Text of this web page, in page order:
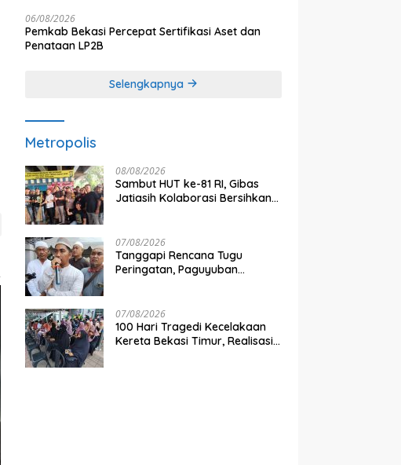
06/08/2026
Pemkab Bekasi Percepat Sertifikasi Aset dan
Penataan LP2B
Selengkapnya
Metropolis
08/08/2026
Sambut HUT ke-81 RI, Gibas
Jatiasih Kolaborasi Bersihkan
07/08/2026
Tanggapi Rencana Tugu
Peringatan, Paguyuban
Perbaikan Sistem Keselamatan
Lebih Dulu
07/08/2026
100 Hari Tragedi Kecelakaan
Kereta Bekasi Timur, Realisasi